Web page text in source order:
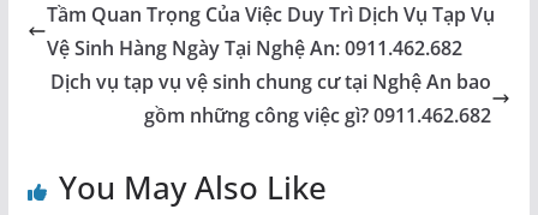
Tầm Quan Trọng Của Việc Duy Trì Dịch Vụ Tạp Vụ
Vệ Sinh Hàng Ngày Tại Nghệ An: 0911.462.682
Dịch vụ tạp vụ vệ sinh chung cư tại Nghệ An bao
gồm những công việc gì? 0911.462.682
You May Also Like